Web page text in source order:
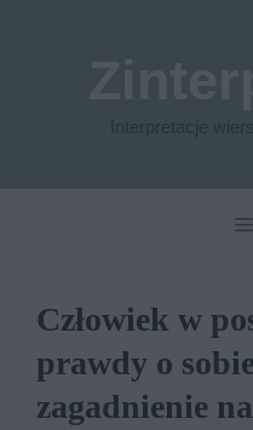
Człowiek w
prawdy o
zagadnienie